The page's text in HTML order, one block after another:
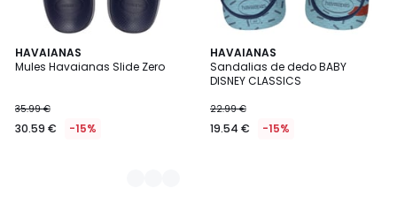
HAVAIANAS
Mules Havaianas Slide Zero
35.99 €
30.59 € -15%
2
Colores
HAVAIANAS
Sandalias de dedo BABY
DISNEY CLASSICS
22.99 €
19.54 € -15%